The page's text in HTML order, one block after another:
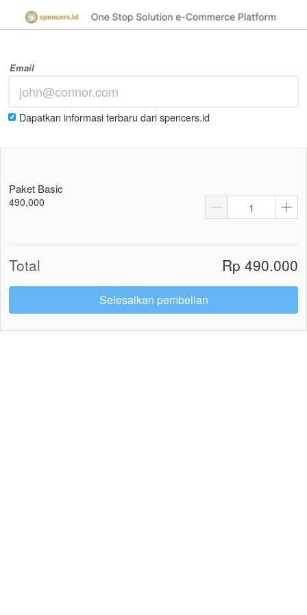
Email
Dapatkan informasi terbaru dari spencers.id
Paket Basic
490,000
Total Rp 490.000
`Selesaikan pembelian